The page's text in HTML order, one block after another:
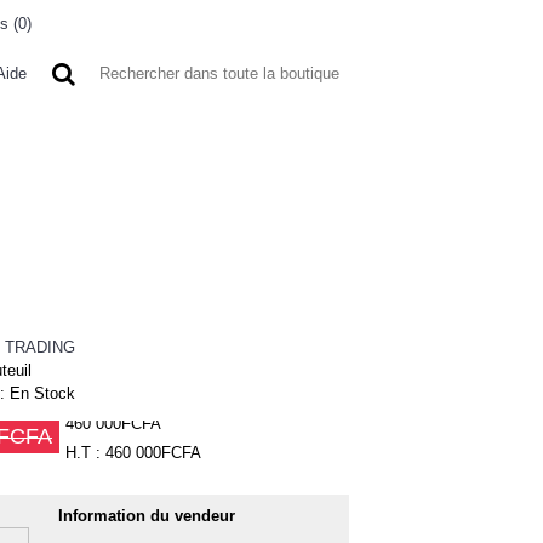
(0)
TRADING
En Stock
460 000FCFA
H.T : 460 000FCFA
Information du vendeur